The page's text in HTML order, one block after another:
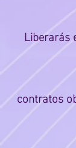
Liberarás
contratos